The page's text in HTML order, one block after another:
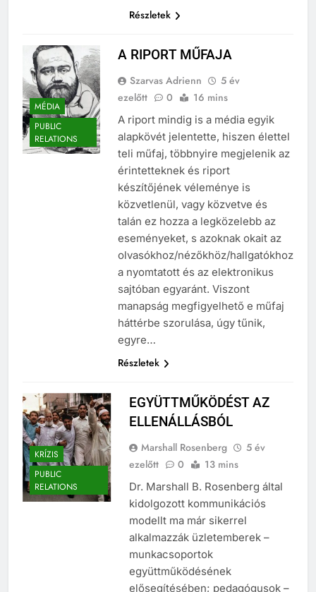
MÉDIA
PUBLIC
RELATIONS
Szarvas Adrienn
5 év
A riport mindig is a média egyik
alapkövét jelentette, hiszen élettel
teli műfaj, többnyire megjelenik az
érintetteknek és riport
készítőjének véleménye is
közvetlenül, vagy közvetve és
talán ez hozza a legközelebb az
eseményeket, s azoknak okait az
olvasókhoz/nézőkhöz/hallgatókhoz
a nyomtatott és az elektronikus
sajtóban egyaránt. Viszont
manapság megfigyelhető e műfaj
háttérbe szorulása, úgy tűnik,
KRÍZIS
PUBLIC
RELATIONS
EGYÜTTMŰKÖDÉST AZ
Marshall Rosenberg
Dr. Marshall B. Rosenberg által
kidolgozott kommunikációs
modellt ma már sikerrel
alkalmazzák üzletemberek –
munkacsoportok
együttműködésének